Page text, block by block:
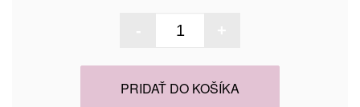
PRIDAŤ DO KOŠÍKA